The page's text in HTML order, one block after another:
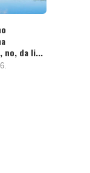
no, da li...